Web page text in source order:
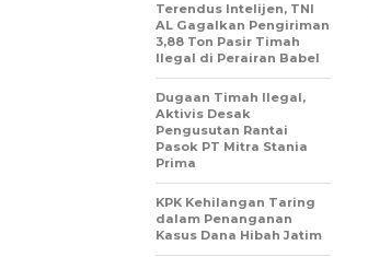
Terendus Intelijen, TNI
AL Gagalkan Pengiriman
3,88 Ton Pasir Timah
Ilegal di Perairan Babel
Dugaan Timah Ilegal,
Aktivis Desak
Pengusutan Rantai
Pasok PT Mitra Stania
Prima
KPK Kehilangan Taring
dalam Penanganan
Kasus Dana Hibah Jatim